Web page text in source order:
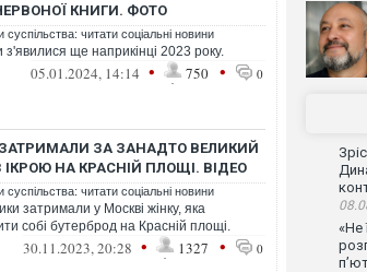
КНИГИ. ФОТО
суспільства: читати соціальні новини
з'явилися ще наприкінці 2023 року.
05.01.2024, 14:14 • 750 • 0
ЗА ЗАНАДТО ВЕЛИКИЙ
ІКРОЮ НА КРАСНІЙ ПЛОЩІ. ВІДЕО
суспільства: читати соціальні новини
затримали у Москві жінку, яка
собі бутерброд на Красній площі.
30.11.2023, 20:28 • 1327 • 0
«Не